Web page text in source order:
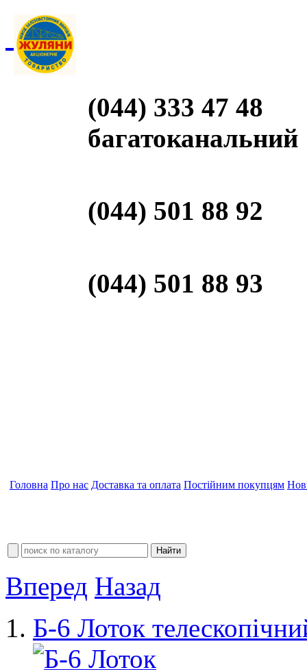
(044) 333 47 48
багатоканальний
(044) 501 88 92
(044) 501 88 93
Головна Про нас Доставка та оплата Постійним покупцям
Вперед Назад
Б-6 Лоток